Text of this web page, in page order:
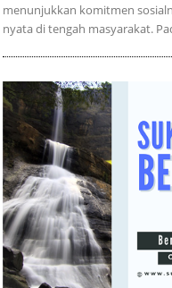
menunjukkan komitmen
nyata di tengah masyarakat.